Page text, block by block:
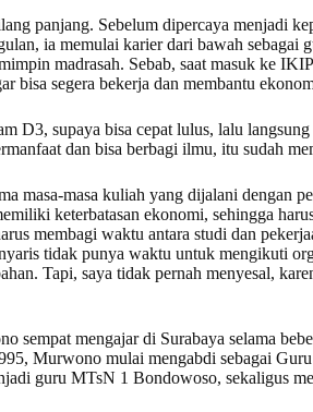
panjang. Sebelum dipercaya menjadi
ia memulai karier dari bawah sebagai
madrasah. Sebab, saat masuk ke
bisa segera bekerja dan membantu
D3, supaya bisa cepat lulus, lalu
dan bisa berbagi ilmu, itu sudah
masa-masa kuliah yang dijalani dengan
keterbatasan ekonomi, sehingga
membagi waktu antara studi dan
tidak punya waktu untuk mengikuti
Tapi, saya tidak pernah menyesal,
sempat mengajar di Surabaya selama
Murwono mulai mengabdi sebagai
guru MTsN 1 Bondowoso, sekaligus